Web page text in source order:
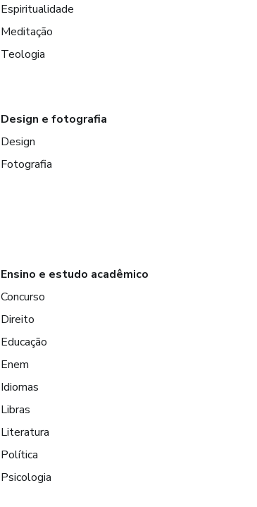
Espiritualidade
Meditação
Teologia
Design e fotografia
Design
Fotografia
Ensino e estudo acadêmico
Concurso
Direito
Educação
Enem
Idiomas
Libras
Literatura
Política
Psicologia